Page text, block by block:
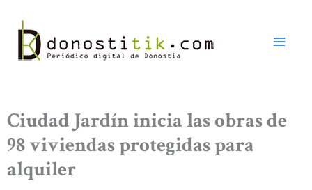
contenido
Ciudad Jardín inicia las obras de
98 viviendas protegidas para
alquiler